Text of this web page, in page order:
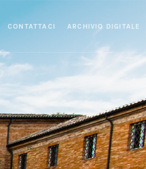
CONTATTACI ARCHIVIO DIGITALE